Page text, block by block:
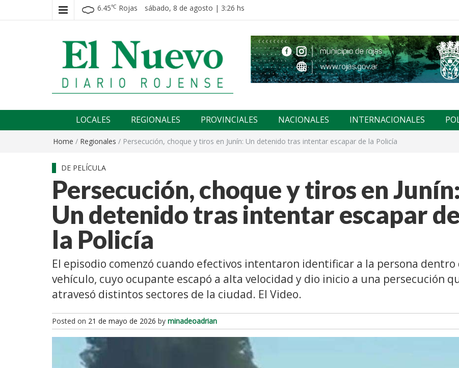
6.45℃ Rojas sábado, 8 de agosto | 3:26 hs
El nuevo rojense
LOCALES REGIONALES PROVINCIALES NACIONALES INTERNACIONALES
Home / Regionales / Persecución, choque y tiros en Junín: Un detenido tras intentar escapar de la Policía
DE PELÍCULA
Persecución, choque y tiros en Junín:
Un detenido tras intentar escapar de
la Policía
El episodio comenzó cuando efectivos intentaron identificar a la persona dentro
vehículo, cuyo ocupante escapó a alta velocidad y dio inicio a una persecución
atravesó distintos sectores de la ciudad. El Video.
Posted on 21 de mayo de 2026 by minadeoadrian